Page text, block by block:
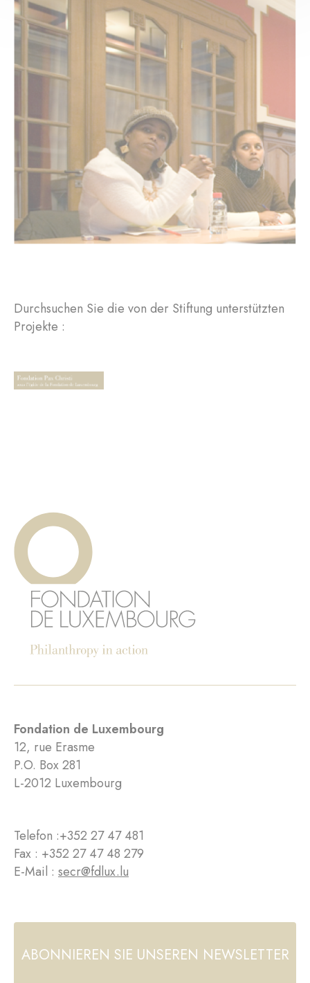
Durchsuchen Sie die von der Stiftung unterstützten
Projekte :
Fondation de Luxembourg
12, rue Erasme
P.O. Box 281
L-2012 Luxembourg
Telefon :+352 27 47 481
Fax : +352 27 47 48 279
E-Mail : secr@fdlux.lu
ABONNIEREN SIE UNSEREN NEWSLETTER